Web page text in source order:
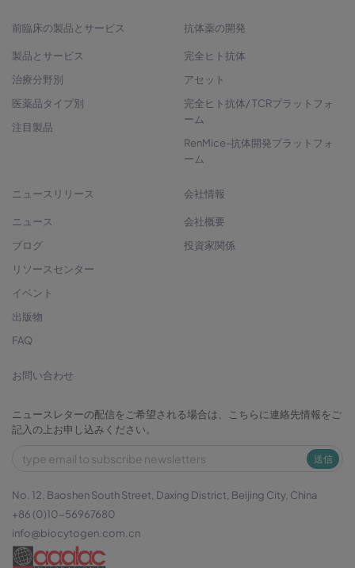
前臨床の製品とサービス
製品とサービス
治療分野別
医薬品タイプ別
注目製品
抗体薬の開発
完全ヒト抗体
アセット
完全ヒト抗体/ TCRプラットフォ
ーム
RenMice-抗体開発プラットフォ
ーム
ニュースリリース
ニュース
ブログ
リソースセンター
イベント
出版物
FAQ
会社情報
会社概要
投資家関係
お問い合わせ
ニュースレターの配信をご希望される場合は、こちらに連絡先情報をご
記入の上お申し込みください。
送信
No. 12, Baoshen South Street, Daxing District, Beijing City, China
+86 (0)10-56967680
info@biocytogen.com.cn